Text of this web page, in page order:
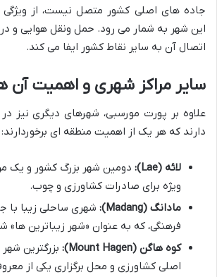
جاده های اصلی کشور متصل نیست، از
این شهر به شمار می رود. حمل ونقل هوایی و
اتصال آن به سایر نقاط کشور ایفا می کند.
سایر مراکز شهری و اهمیت آن
علاوه بر پورت مورسبی، شهرهای دیگری نیز در
دارند که هر یک از اهمیت منطقه ای برخوردارند:
لائه (Lae):
دومین شهر بزرگ کشور و یک
ویژه برای صادرات کشاورزی و چوب.
مادانگ (Madang):
شهری ساحلی زیبا با
فرهنگی، که به عنوان «شهر زیباترین ها»
کوه هاگن (Mount Hagen):
بزرگترین شهر
اصلی کشاورزی و محل برگزاری یکی از